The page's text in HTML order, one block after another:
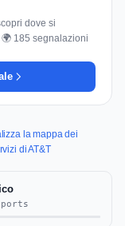
dove si
185 segnalazioni
la mappa dei
di AT&T